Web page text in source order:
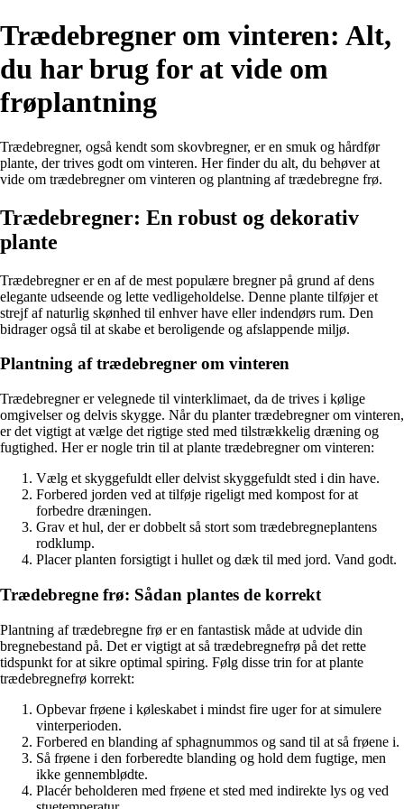
Trædebregner om vinteren: Alt,
du har brug for at vide om
frøplantning
Trædebregner, også kendt som skovbregner, er en smuk og hårdfør
plante, der trives godt om vinteren. Her finder du alt, du behøver at
vide om trædebregner om vinteren og plantning af trædebregne frø.
Trædebregner: En robust og dekorativ
plante
Trædebregner er en af de mest populære bregner på grund af dens
elegante udseende og lette vedligeholdelse. Denne plante tilføjer et
strejf af naturlig skønhed til enhver have eller indendørs rum. Den
bidrager også til at skabe et beroligende og afslappende miljø.
Plantning af trædebregner om vinteren
Trædebregner er velegnede til vinterklimaet, da de trives i kølige
omgivelser og delvis skygge. Når du planter trædebregner om vinteren,
er det vigtigt at vælge det rigtige sted med tilstrækkelig dræning og
fugtighed. Her er nogle trin til at plante trædebregner om vinteren:
Vælg et skyggefuldt eller delvist skyggefuldt sted i din have.
Forbered jorden ved at tilføje rigeligt med kompost for at
forbedre dræningen.
Grav et hul, der er dobbelt så stort som trædebregneplantens
rodklump.
Placer planten forsigtigt i hullet og dæk til med jord. Vand godt.
Trædebregne frø: Sådan plantes de korrekt
Plantning af trædebregne frø er en fantastisk måde at udvide din
bregnebestand på. Det er vigtigt at så trædebregnefrø på det rette
tidspunkt for at sikre optimal spiring. Følg disse trin for at plante
trædebregnefrø korrekt:
Opbevar frøene i køleskabet i mindst fire uger for at simulere
vinterperioden.
Forbered en blanding af sphagnummos og sand til at så frøene i.
Så frøene i den forberedte blanding og hold dem fugtige, men
ikke gennemblødte.
Placér beholderen med frøene et sted med indirekte lys og ved